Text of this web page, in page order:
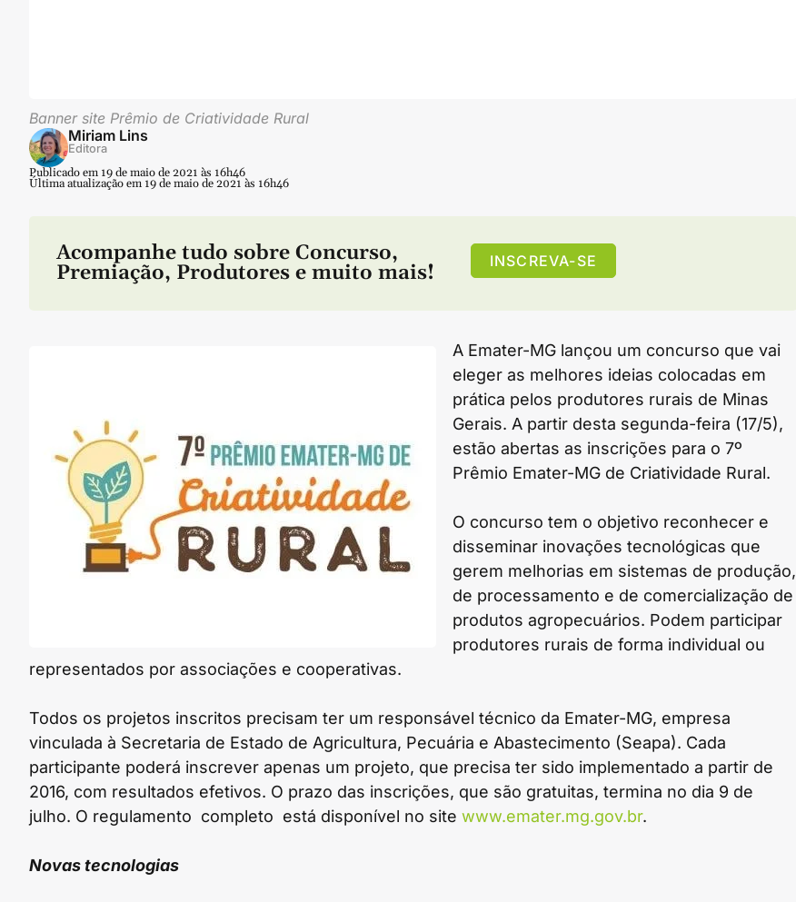
Banner site Prêmio de Criatividade Rural
Miriam Lins
Editora
Publicado em 19 de maio de 2021 às 16h46
Última atualização em 19 de maio de 2021 às 16h46
Acompanhe tudo sobre Concurso,
Premiação, Produtores e muito mais! INSCREVA-SE
A Emater-MG lançou um concurso que vai
eleger as melhores ideias colocadas em
prática pelos produtores rurais de Minas
Gerais. A partir desta segunda-feira (17/5),
estão abertas as inscrições para o 7º
Prêmio Emater-MG de Criatividade Rural.
O concurso tem o objetivo reconhecer e
disseminar inovações tecnológicas que
gerem melhorias em sistemas de produção,
de processamento e de comercialização de
produtos agropecuários. Podem participar
produtores rurais de forma individual ou
representados por associações e cooperativas.
Todos os projetos inscritos precisam ter um responsável técnico da Emater-MG, empresa
vinculada à Secretaria de Estado de Agricultura, Pecuária e Abastecimento (Seapa). Cada
participante poderá inscrever apenas um projeto, que precisa ter sido implementado a partir de
2016, com resultados efetivos. O prazo das inscrições, que são gratuitas, termina no dia 9 de
julho. O regulamento completo está disponível no site www.emater.mg.gov.br.
Novas tecnologias